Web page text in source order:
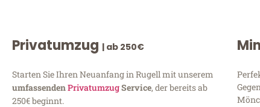
Privatumzug | ab 250€
Starten Sie Ihren Neuanfang in Rugell mit unserem
umfassendenPrivatumzugService, der bereits ab
250€ beginnt.